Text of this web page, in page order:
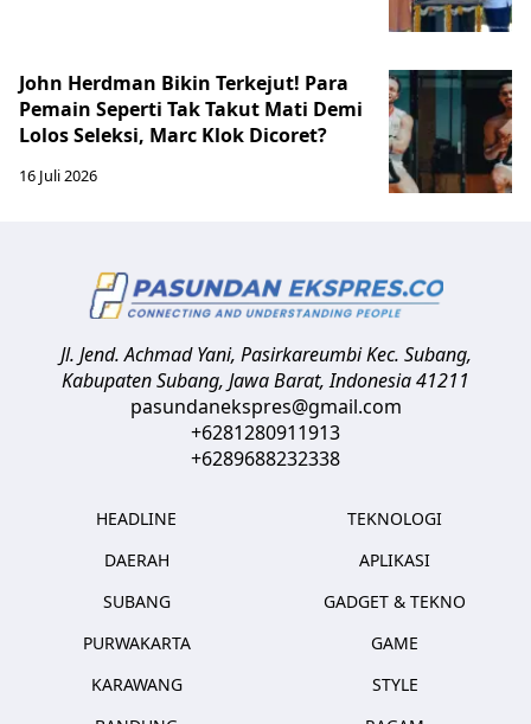
John Herdman Bikin Terkejut! Para
Pemain Seperti Tak Takut Mati Demi
Lolos Seleksi, Marc Klok Dicoret?
16 Juli 2026
Jl. Jend. Achmad Yani, Pasirkareumbi Kec. Subang,
Kabupaten Subang, Jawa Barat,Indonesia41211
pasundanekspres@gmail.com
+6281280911913
+6289688232338
HEADLINE
DAERAH
SUBANG
PURWAKARTA
KARAWANG
TEKNOLOGI
APLIKASI
GADGET & TEKNO
GAME
STYLE